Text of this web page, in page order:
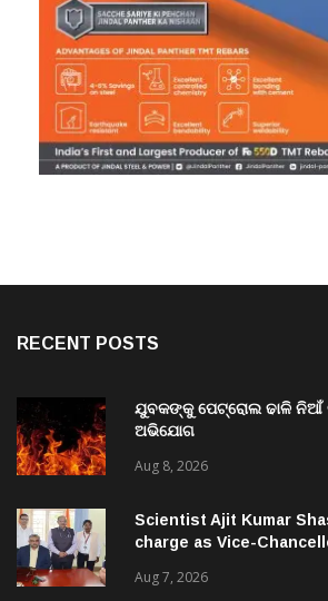
RECENT POSTS
ଯୁବକଙ୍କୁ ପେଟ୍ରୋଲ ଢାଳି ନିଆଁ
ଅଭିଯୋଗ
Aug 8, 2026
Scientist Ajit Kumar
charge as Vice-
Aug 7, 2026